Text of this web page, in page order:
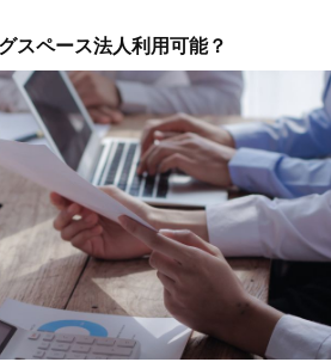
スペース法人利用可能？